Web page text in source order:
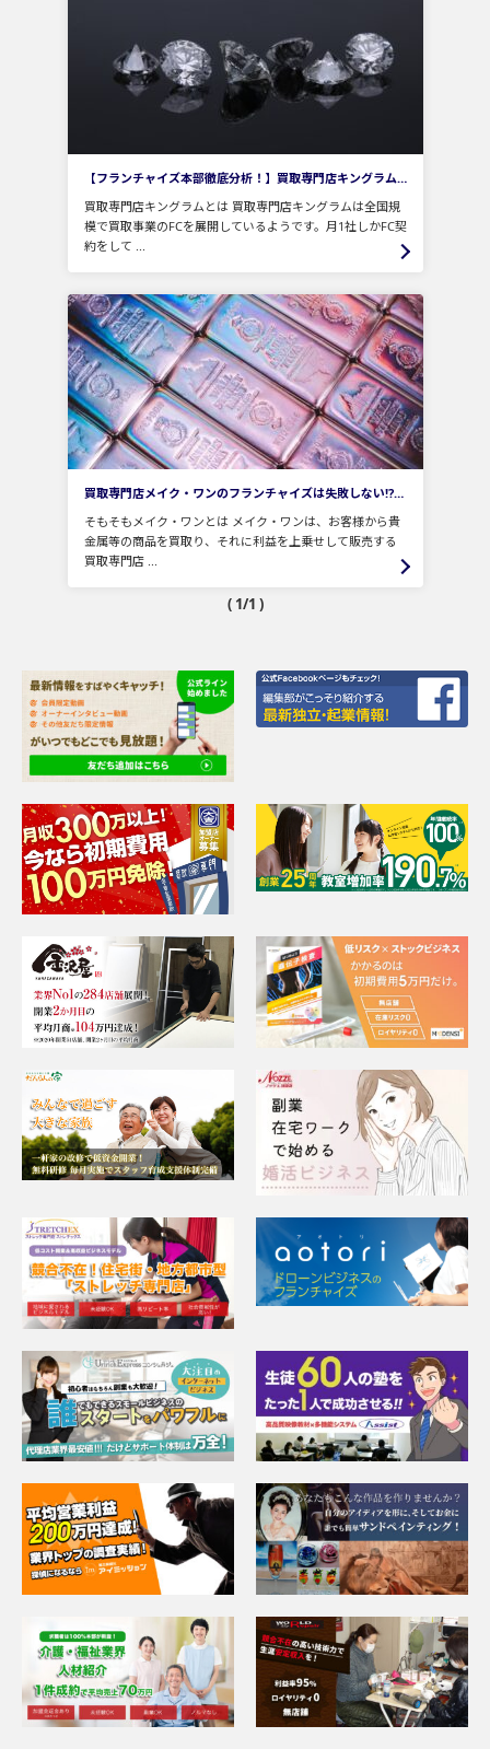
【フランチャイズ本部徹底分析！】買取専門店キングラムの特徴と注意点は？自己負担額や収益モデルもご紹介！
買取専門店キングラムとは 買取専門店キングラムは全国規
模で買取事業のFCを展開しているようです。月1社しかFC契
約をして ...
買取専門店メイク・ワンのフランチャイズは失敗しない⁉加盟検討する際の注意点を徹底解説！
そもそもメイク・ワンとは メイク・ワンは、お客様から貴
金属等の商品を買取り、それに利益を上乗せして販売する
買取専門店 ...
( 1/1 )